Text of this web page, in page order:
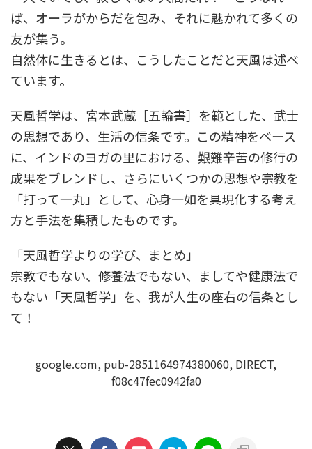
ば、オーラがからだを包み、それに魅かれて多くの
友が集う。
自然体に生きるとは、こうしたことだと天風は述べ
ています。
天風哲学は、宮本武蔵［五輪書］を範とした、武士
の思想であり、生活の信条です。この精神をベース
に、インドのヨガの里における、艱難辛苦の修行の
成果をブレンドし、さらにいくつかの思想や宗教を
「打って一丸」として、心身一如を具現化する考え
方と手法を集積したものです。
「天風哲学よりの学び、まとめ」
宗教でもない、修養法でもない、ましてや健康法で
もない「天風哲学」を、我が人生の座右の信条とし
て！
google.com, pub-2851164974380060, DIRECT,
f08c47fec0942fa0